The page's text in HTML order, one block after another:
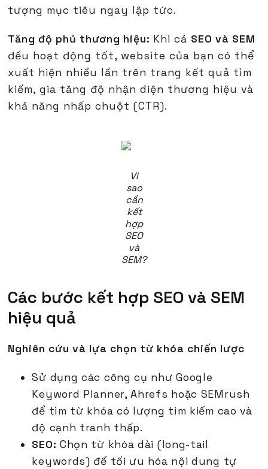
tượng mục tiêu ngay lập tức.
Tăng độ phủ thương hiệu: Khi cả SEO và SEM
đều hoạt động tốt, website của bạn có thể
xuất hiện nhiều lần trên trang kết quả tìm
kiếm, gia tăng độ nhận diện thương hiệu và
khả năng nhấp chuột (CTR).
Vì
sao
cần
kết
hợp
SEO
và
SEM?
Các bước kết hợp SEO và SEM
hiệu quả
Nghiên cứu và lựa chọn từ khóa chiến lược
Sử dụng các công cụ như Google
Keyword Planner, Ahrefs hoặc SEMrush
để tìm từ khóa có lượng tìm kiếm cao và
độ cạnh tranh thấp.
SEO: Chọn từ khóa dài (long-tail
keywords) để tối ưu hóa nội dung tự